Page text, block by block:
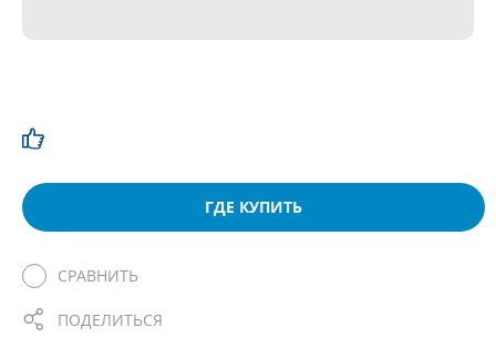
ГДЕ КУПИТЬ
СРАВНИТЬ
ПОДЕЛИТЬСЯ